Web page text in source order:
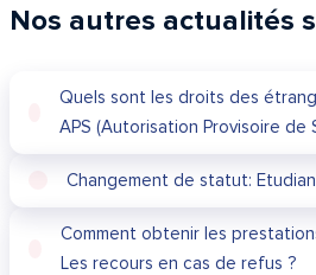
Nos autres actualités
Quels sont les droits des
APS (Autorisation Provisoire de
Changement de statut:
Comment obtenir les
Les recours en cas de refus ?